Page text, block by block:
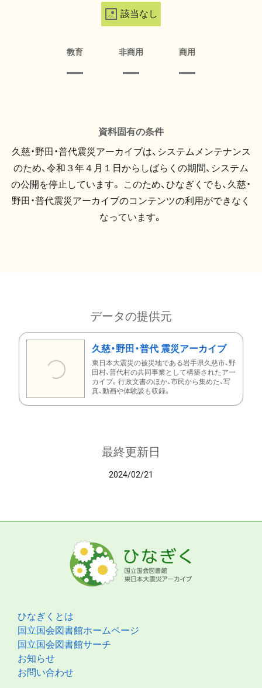
該当なし
教育 非商用 商用
資料固有の条件
久慈・野田・普代震災アーカイブは、システムメンテナンス
のため、令和３年４月１日からしばらくの期間、システム
の公開を停止しています。 このため、ひなぎくでも、久慈・
野田・普代震災アーカイブのコンテンツの利用ができなく
なっています。
データの提供元
久慈・野田・普代 震災アーカイブ
東日本大震災の被災地である岩手県久慈市、野
田村、普代村の共同事業として構築されたアー
カイブ。行政文書のほか、市民から集めた、写
真、動画や体験談も収録。
最終更新日
2024/02/21
ひなぎくとは
国立国会図書館ホームページ
国立国会図書館サーチ
お知らせ
お問い合わせ